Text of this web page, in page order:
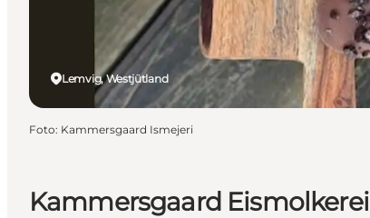
Kammersgaard Eismolkerei
Lemvig, Westjütland
Foto: Kammersgaard Ismejeri